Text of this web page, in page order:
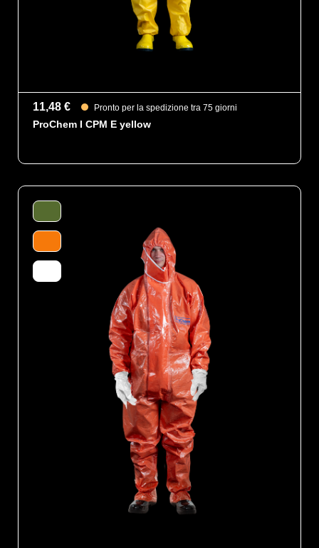
11,48 € Pronto per la spedizione tra 75 giorni
ProChem I CPM E yellow